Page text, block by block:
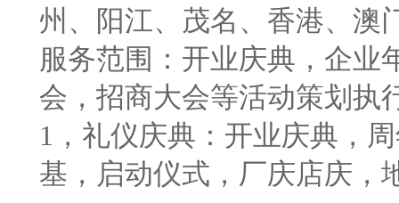
州、阳江、茂名、香港、澳
服务范围：开业庆典，企业
会，招商大会等活动策划执
1 ，礼仪庆典：开业庆典，
基，启动仪式，厂庆店庆，